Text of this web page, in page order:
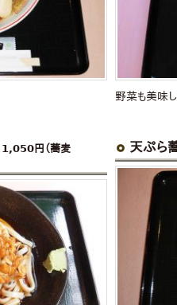
野菜も美味
1,050円（蕎麦
天ぷ